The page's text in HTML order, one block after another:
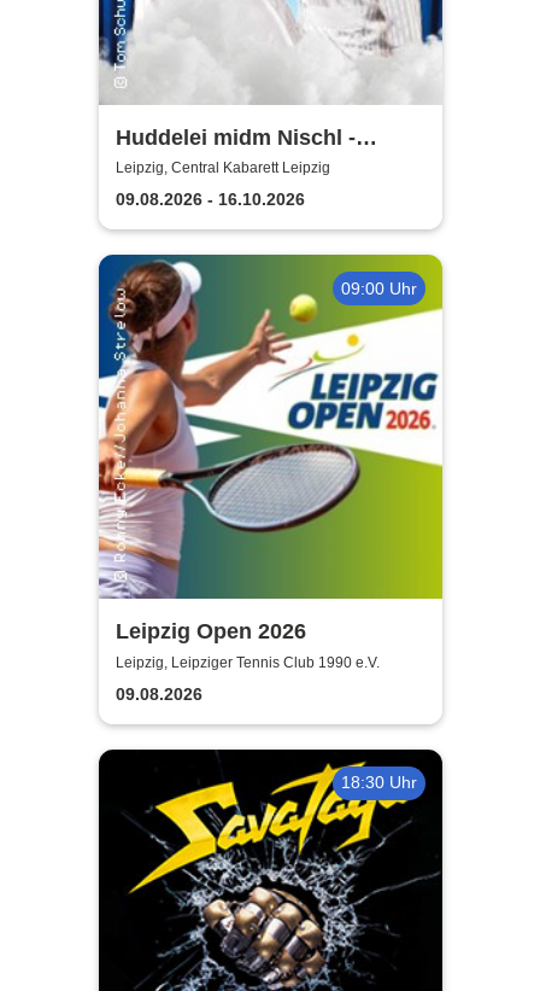
Huddelei midm Nischl -
Central Kabarett Leipzig
Leipzig, Central Kabarett Leipzig
09.08.2026 - 16.10.2026
09:00 Uhr
Leipzig Open 2026
Leipzig, Leipziger Tennis Club 1990 e.V.
09.08.2026
18:30 Uhr